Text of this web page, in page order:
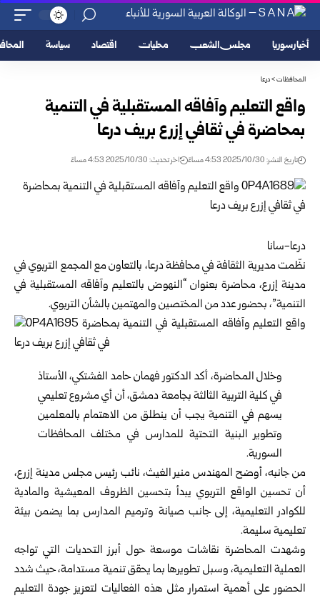
أخبار سوريا مجلس الشعب محليات اقتصاد سياسة
المحافظات>درعا
واقع التعليم وآفاقه المستقبلية في التنمية
بمحاضرة في ثقافي إزرع بريف درعا
تاريخ النشر: 2025/10/30 4:53 مساءً اخر تحديث: 2025/10/30 4:53 مساءً
درعا-سانا
نظّمت مديرية الثقافة في محافظةدرعا، بالتعاون مع المجمع التربوي في
مدينة إزرع، محاضرة بعنوان “النهوض بالتعليم وآفاقه المستقبلية في
التنمية”، بحضور عدد من المختصين والمهتمين بالشأن التربوي.
وخلال المحاضرة، أكد الدكتور فهمان حامد الفشتكي، الأستاذ
في كلية التربية الثالثة بجامعة دمشق، أن أي مشروع تعليمي
يسهم في التنمية يجب أن ينطلق من الاهتمام بالمعلمين
وتطوير البنية التحتية للمدارس في مختلف المحافظات
السورية.
من جانبه، أوضح المهندس منير الغيث، نائب رئيس مجلس مدينة إزرع،
أن تحسين الواقع التربوي يبدأ بتحسين الظروف المعيشية والمادية
للكوادر التعليمية، إلى جانب صيانة وترميم المدارس بما يضمن بيئة
تعليمية سليمة.
وشهدت المحاضرة نقاشات موسعة حول أبرز التحديات التي تواجه
العملية التعليمية، وسبل تطويرها بما يحقق تنمية مستدامة، حيث شدد
الحضور على أهمية استمرار مثل هذه الفعاليات لتعزيز جودة التعليم